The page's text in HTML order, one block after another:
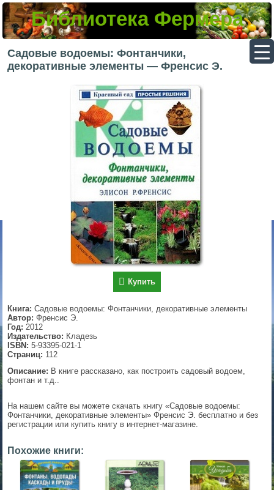
Библиотека Фермера
Садовые водоемы: Фонтанчики,
декоративные элементы — Френсис Э.
Купить
Книга: Садовые водоемы: Фонтанчики, декоративные элементы
Автор: Френсис Э.
Год: 2012
Издательство: Кладезь
ISBN: 5-93395-021-1
Страниц: 112
Описание: В книге рассказано, как построить садовый водоем,
фонтан и т.д..
На нашем сайте вы можете скачать книгу «Садовые водоемы:
Фонтанчики, декоративные элементы» Френсис Э. бесплатно и без
регистрации или купить книгу в интернет-магазине.
Похожие книги:
▼